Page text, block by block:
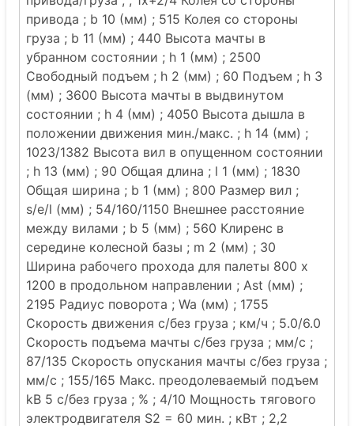
привода ; b 10 (мм) ; 515 Колея со стороны
груза ; b 11 (мм) ; 440 Высота мачты в
убранном состоянии ; h 1 (мм) ; 2500
Свободный подъем ; h 2 (мм) ; 60 Подъем ; h 3
(мм) ; 3600 Высота мачты в выдвинутом
состоянии ; h 4 (мм) ; 4050 Высота дышла в
положении движения мин./макс. ; h 14 (мм) ;
1023/1382 Высота вил в опущенном состоянии
; h 13 (мм) ; 90 Общая длина ; l 1 (мм) ; 1830
Общая ширина ; b 1 (мм) ; 800 Размер вил ;
s/e/l (мм) ; 54/160/1150 Внешнее расстояние
между вилами ; b 5 (мм) ; 560 Клиренс в
середине колесной базы ; m 2 (мм) ; 30
Ширина рабочего прохода для палеты 800 x
1200 в продольном направлении ; Ast (мм) ;
2195 Радиус поворота ; Wa (мм) ; 1755
Скорость движения с/без груза ; км/ч ; 5.0/6.0
Скорость подъема мачты с/без груза ; мм/с ;
87/135 Скорость опускания мачты с/без груза ;
мм/с ; 155/165 Макс. преодолеваемый подъем
kB 5 с/без груза ; % ; 4/10 Мощность тягового
электродвигателя S2 = 60 мин. ; кВт ; 2,2